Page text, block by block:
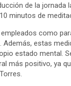
de la
minutos de
como
estas
estado mental.
más positivo, ya